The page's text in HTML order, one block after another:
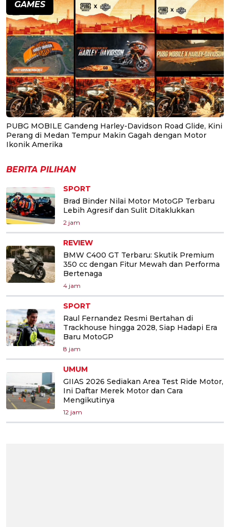
GAMES
PUBG MOBILE Gandeng Harley-Davidson Road Glide, Kini
Perang di Medan Tempur Makin Gagah dengan Motor
Ikonik Amerika
BERITA PILIHAN
SPORT
Brad Binder Nilai Motor MotoGP Terbaru
Lebih Agresif dan Sulit Ditaklukkan
2 jam
REVIEW
BMW C400 GT Terbaru: Skutik Premium
350 cc dengan Fitur Mewah dan Performa
Bertenaga
4 jam
SPORT
Raul Fernandez Resmi Bertahan di
Trackhouse hingga 2028, Siap Hadapi Era
Baru MotoGP
8 jam
UMUM
GIIAS 2026 Sediakan Area Test Ride Motor,
Ini Daftar Merek Motor dan Cara
Mengikutinya
12 jam